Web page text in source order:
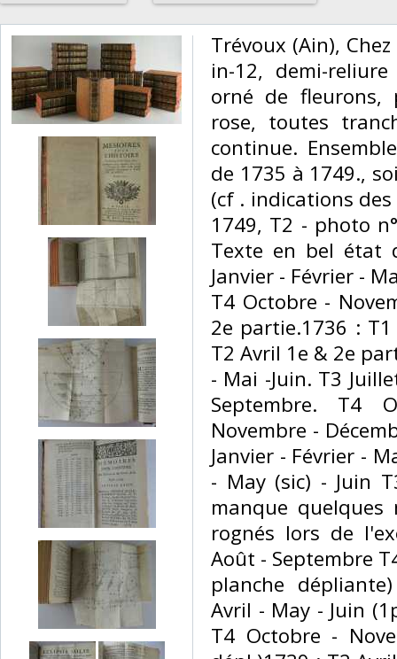
‎Trévoux (Ain),
in-12, demi-
orné de
rose, toutes
continue.
de 1735 à 1749.,
(cf . indications
1749, T2 - photo
Texte en bel état
Janvier - Février -
T4 Octobre -
2e partie.1736 :
T2 Avril 1e & 2e
- Mai -Juin. T3
Septembre. T4
Novembre -
Janvier - Février -
- May (sic) - Juin
manque
rognés lors de
Août - Septembre
planche
Avril - May - Juin
T4 Octobre -